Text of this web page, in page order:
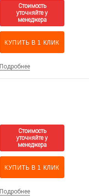
КУПИТЬ В 1 КЛИК
Подробнее
КУПИТЬ В 1 КЛИК
Подробнее